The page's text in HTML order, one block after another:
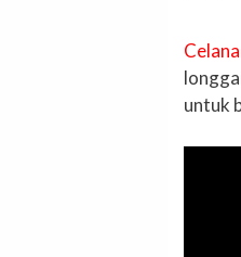
Celana
untuk